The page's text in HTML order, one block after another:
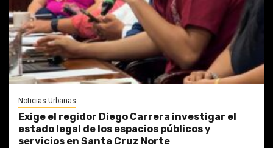
Noticias Urbanas
Exige el regidor Diego Carrera investigar el
estado legal de los espacios públicos y
servicios en Santa Cruz Norte